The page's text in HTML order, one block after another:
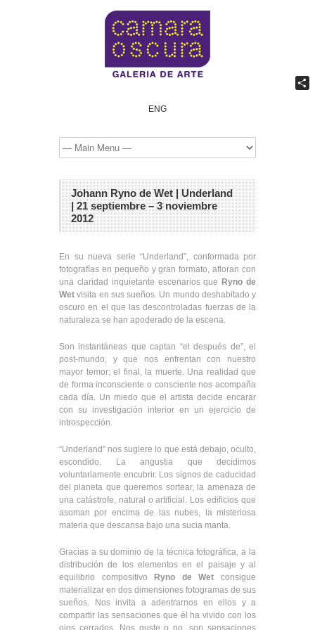
ENG
Johann Ryno de Wet | Underland
| 21 septiembre – 3 noviembre
2012
En su nueva serie “Underland”, conformada por
fotografías en pequeño y gran formato, afloran con
una claridad inquietante escenarios que Ryno de
Wet visita en sus sueños. Un mundo deshabitado y
oscuro en el que las descontroladas fuerzas de la
naturaleza se han apoderado de la escena.
Son instantáneas que captan “el después de”, el
post-mundo, y que nos enfrentan con nuestro
mayor temor; el final, la muerte. Una realidad que
de forma inconsciente o consciente nos acompaña
cada día. Un miedo que el artista decide encarar
con su investigación interior en un ejercicio de
introspección.
“Underland” nos sugiere lo que está debajo, oculto,
escondido. La angustia que decidimos
voluntariamente encubrir. Los signos de caducidad
del planeta que queremos sortear, la amenaza de
una catástrofe, natural o artificial. Los edificios que
asoman por encima de las nubes, la misteriosa
materia que descansa bajo una sucia manta.
Gracias a su dominio de la técnica fotográfica, a la
distribución de los elementos en el paisaje y al
equilibrio compositivo Ryno de Wet consigue
materializar en dos dimensiones fotogramas de sus
sueños. Nos invita a adentrarnos en ellos y a
compartir las sensaciones que él ha vivido con los
ojos cerrados. Nos guste o no, son sensaciones